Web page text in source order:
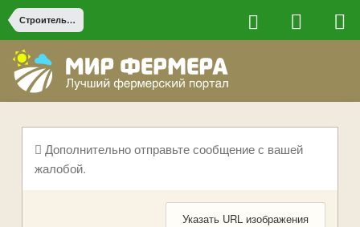
Строительство на ферме
Дополнительно отправьте сообщение с вашей
жалобой.
Указать URL изображения